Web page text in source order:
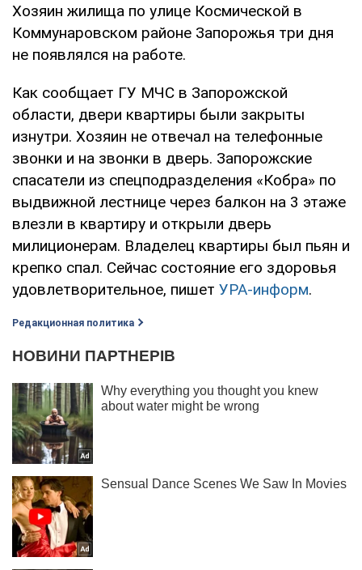
Хозяин жилища по улице Космической в
Коммунаровском районе Запорожья три дня
не появлялся на работе.
Как сообщает ГУ МЧС в Запорожской
области, двери квартиры были закрыты
изнутри. Хозяин не отвечал на телефонные
звонки и на звонки в дверь. Запорожские
спасатели из спецподразделения «Кобра» по
выдвижной лестнице через балкон на 3 этаже
влезли в квартиру и открыли дверь
милиционерам. Владелец квартиры был пьян и
крепко спал. Сейчас состояние его здоровья
удовлетворительное, пишет УРА-информ.
Редакционная политика